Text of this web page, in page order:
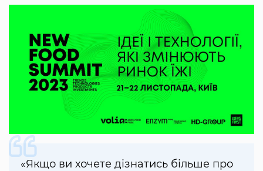
«Якщо ви хочете дізнатись більше про